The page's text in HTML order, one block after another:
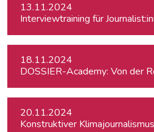
13.11.2024
Interviewtraining für
18.11.2024
DOSSIER-Academy: Von der
20.11.2024
Konstruktiver